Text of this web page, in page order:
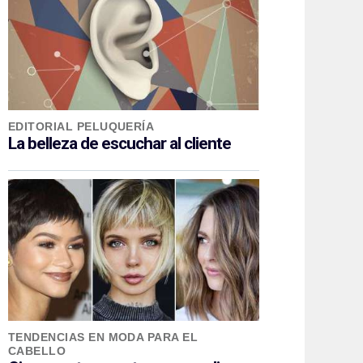
EDITORIAL PELUQUERÍA
La belleza de escuchar al cliente
TENDENCIAS EN MODA PARA EL
CABELLO